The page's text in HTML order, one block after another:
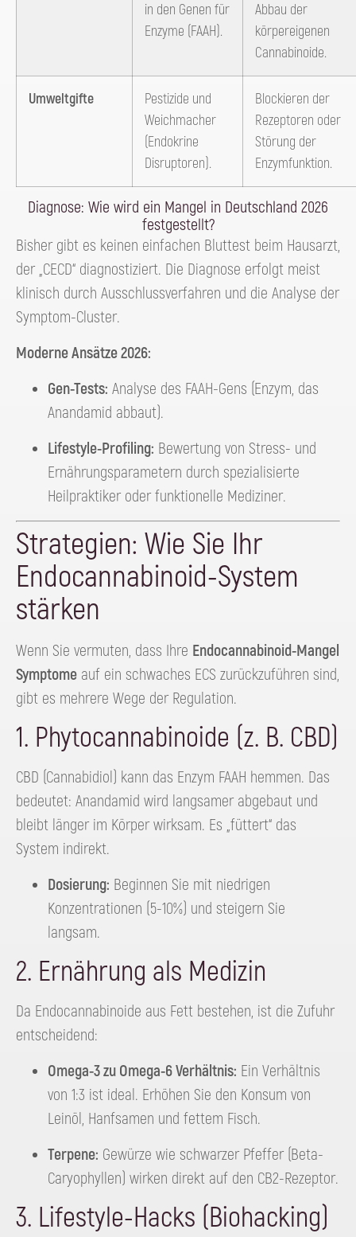
in den Genen für
Enzyme (FAAH).
Abbau der
körpereigenen
Cannabinoide.
Umweltgifte
Pestizide und
Weichmacher
(Endokrine
Disruptoren).
Blockieren der
Rezeptoren oder
Störung der
Enzymfunktion.
Diagnose: Wie wird ein Mangel in Deutschland 2026
festgestellt?
Bisher gibt es keinen einfachen Bluttest beim Hausarzt,
der „CECD“ diagnostiziert. Die Diagnose erfolgt meist
klinisch durch Ausschlussverfahren und die Analyse der
Symptom-Cluster.
Moderne Ansätze 2026:
Gen-Tests: Analyse des FAAH-Gens (Enzym, das
Anandamid abbaut).
Lifestyle-Profiling: Bewertung von Stress- und
Ernährungsparametern durch spezialisierte
Heilpraktiker oder funktionelle Mediziner.
Strategien: Wie Sie Ihr
Endocannabinoid-System
stärken
Wenn Sie vermuten, dass Ihre Endocannabinoid-Mangel
Symptome auf ein schwaches ECS zurückzuführen sind,
gibt es mehrere Wege der Regulation.
1. Phytocannabinoide (z. B. CBD)
CBD (Cannabidiol) kann das Enzym FAAH hemmen. Das
bedeutet: Anandamid wird langsamer abgebaut und
bleibt länger im Körper wirksam. Es „füttert“ das
System indirekt.
Dosierung: Beginnen Sie mit niedrigen
Konzentrationen (5-10%) und steigern Sie
langsam.
2. Ernährung als Medizin
Da Endocannabinoide aus Fett bestehen, ist die Zufuhr
entscheidend:
Omega-3 zu Omega-6 Verhältnis: Ein Verhältnis
von 1:3 ist ideal. Erhöhen Sie den Konsum von
Leinöl, Hanfsamen und fettem Fisch.
Terpene: Gewürze wie schwarzer Pfeffer (Beta-
Caryophyllen) wirken direkt auf den CB2-Rezeptor.
3. Lifestyle-Hacks (Biohacking)